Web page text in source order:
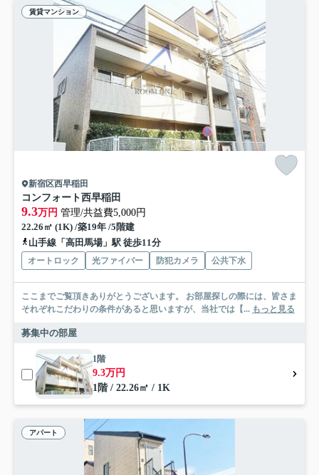
賃貸マンション
新宿区西早稲田
コンフォート西早稲田
9.3万円 管理/共益費5,000円
22.26㎡ (1K) /築19年 /5階建
山手線「高田馬場」駅 徒歩11分
オートロック 光ファイバー 防犯カメラ 公共下水
ここまでご覧頂きありがとうございます。 お部屋探しの際には、皆さま
それぞれこだわりの条件があると思いますが、当社では【... もっと見る
募集中の部屋
1階
9.3万円
1階 / 22.26㎡ / 1K
アパート